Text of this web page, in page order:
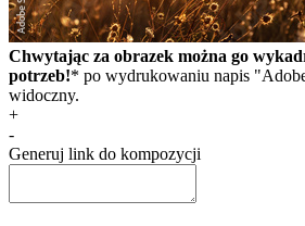
Chwytając za obrazek można go
potrzeb!* po wydrukowaniu napis
widoczny.
+
-
Generuj link do kompozycji